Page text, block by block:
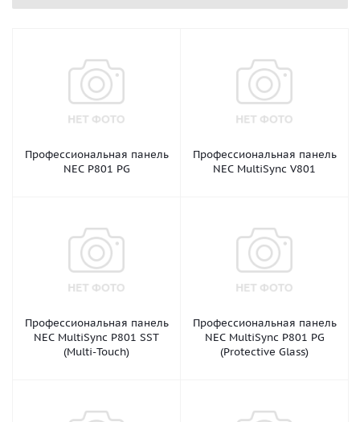
Профессиональная панель
NEC P801 PG
Профессиональная панель
NEC MultiSync V801
Профессиональная панель
NEC MultiSync P801 SST
(Multi-Touch)
Профессиональная панель
NEC MultiSync P801 PG
(Protective Glass)